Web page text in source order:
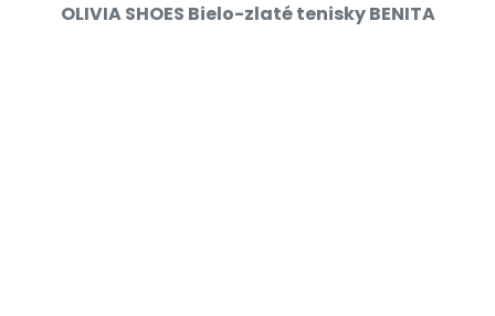
OLIVIA SHOES Bielo-zlaté tenisky BENITA